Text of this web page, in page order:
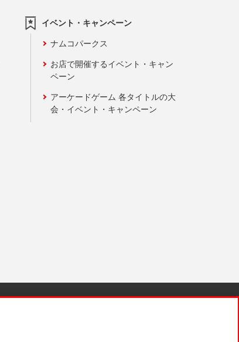
イベント・キャンペーン
ナムコパークス
お店で開催するイベント・キャン
ペーン
アーケードゲーム 各タイトルの大
会・イベント・キャンペーン